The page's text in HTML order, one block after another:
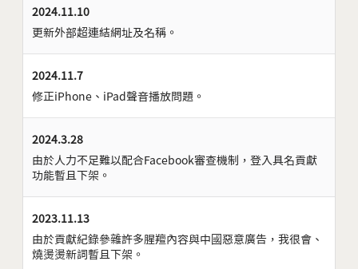
2024.11.10
更新外部超連結網址及名稱。
2024.11.7
修正iPhone、iPad聲音播放問題。
2024.3.28
由於人力不足難以配合Facebook審查機制，登入具名貢獻
功能暫且下架。
2023.11.13
由於貢獻紀錄參雜許多腥羶內容與中國惡意廣告，我很會、
燒燙燙新詞暫且下架。